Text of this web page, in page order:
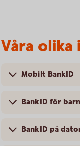
Våra
Mobilt BankID
BankID för
BankID på